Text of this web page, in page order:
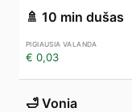
🚿 10 min dušas
€ 0,03
🛁 Vonia